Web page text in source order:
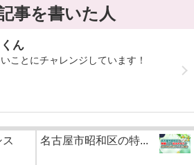
事を書いた人
ん
ことにチャレンジしています！
名古屋市昭和区の特...